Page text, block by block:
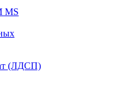
MS
(ЛДСП)